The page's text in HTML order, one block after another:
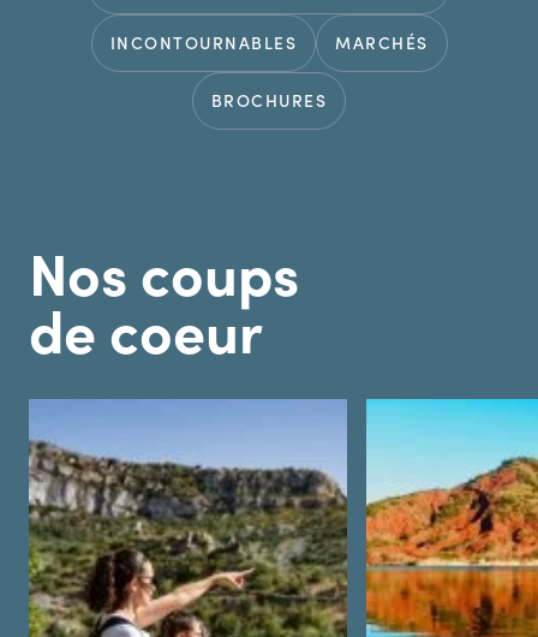
INCONTOURNABLES MARCHÉS
BROCHURES
Nos coups
de coeur